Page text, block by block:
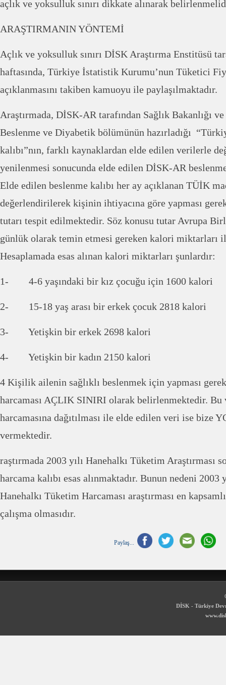
açlık ve yoksulluk sınırı dikkate alınarak
ARAŞTIRMANIN YÖNTEMİ
Açlık ve yoksulluk sınırı DİSK Araştırma Enstitüsü
haftasında, Türkiye İstatistik Kurumu’nun Tüketici
açıklanmasını takiben kamuoyu ile paylaşılmaktadır.
Araştırmada, DİSK-AR tarafından Sağlık Bakanlığı
Beslenme ve Diyabetik bölümünün hazırladığı
kalıbı”nın, farklı kaynaklardan elde edilen verilerle
yenilenmesi sonucunda elde edilen DİSK-AR beslenme
Elde edilen beslenme kalıbı her ay açıklanan TÜİK
değerlendirilerek kişinin ihtiyacına göre yapması
tutarı tespit edilmektedir. Söz konusu tutar Avrupa
günlük olarak temin etmesi gereken kalori miktarları
Hesaplamada esas alınan kalori miktarları şunlardır:
1- 4-6 yaşındaki bir kız çocuğu için 1600 kalori
2- 15-18 yaş arası bir erkek çocuk 2818 kalori
3- Yetişkin bir erkek 2698 kalori
4- Yetişkin bir kadın 2150 kalori
4 Kişilik ailenin sağlıklı beslenmek için yapması
harcaması AÇLIK SINIRI olarak belirlenmektedir. Bu
harcamasına dağıtılması ile elde edilen veri ise bize
vermektedir.
raştırmada 2003 yılı Hanehalkı Tüketim Araştırması
harcama kalıbı esas alınmaktadır. Bunun nedeni
Hanehalkı Tüketim Harcaması araştırması en
çalışma olmasıdır.
Paylaş...
DİSK - Türkiye